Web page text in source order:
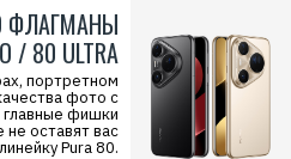
ФЛАГМАНЫ
/ 80 ULTRA
портретном
фото с
фишки
не оставят вас
Pura 80.